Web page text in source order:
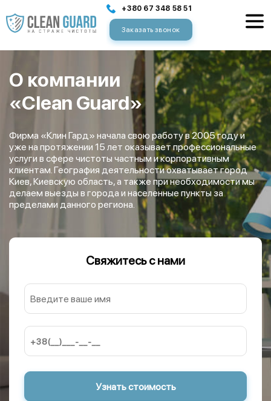
+380 67 348 58 51
Заказать звонок
О компании
«Clean Guard»
Фирма «Клин Гард» начала свою работу в 2005 году и
уже на протяжении 15 лет оказывает профессиональные
услуги в сфере чистоты частным и корпоративным
клиентам. География деятельности охватывает город
Киев, Киевскую область, а также при необходимости мы
делаем выезды в города и населенные пункты за
пределами данного региона.
Свяжитесь с нами